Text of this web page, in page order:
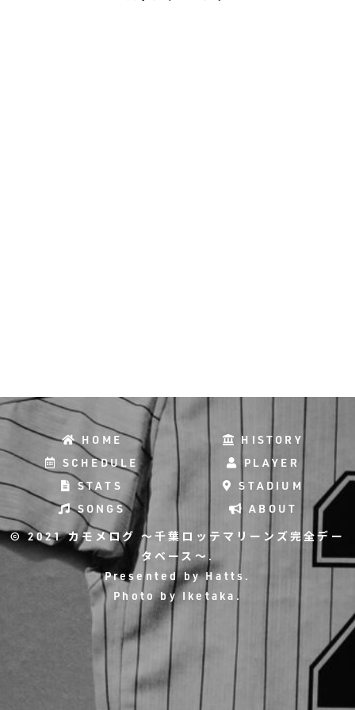
HOME HISTORY
SCHEDULE PLAYER
STATS STADIUM
SONGS ABOUT
© 2021 カモメログ ～千葉ロッテマリーンズ完全デー
タベース～.
Presented byHatts .
Photo byIketaka .